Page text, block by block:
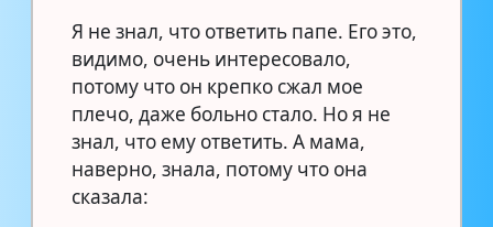
Я не знал, что ответить папе. Его это,
видимо, очень интересовало,
потому что он крепко сжал мое
плечо, даже больно стало. Но я не
знал, что ему ответить. А мама,
наверно, знала, потому что она
сказала: